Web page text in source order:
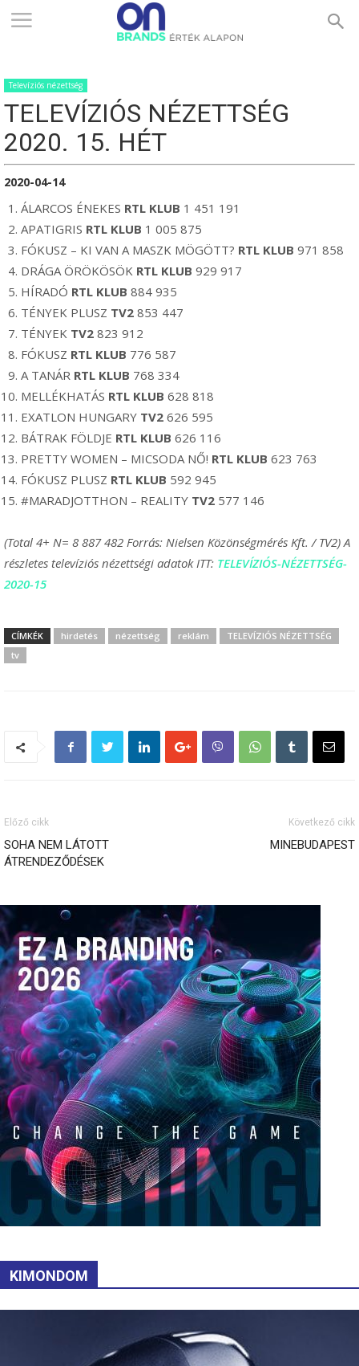
ONBRANDS
–
ALAPON
Televíziós nézettség
TELEVÍZIÓS NÉZETTSÉG
2020. 15. HÉT
2020-04-14
ÁLARCOS ÉNEKES RTL KLUB 1 451 191
APATIGRIS RTL KLUB 1 005 875
FÓKUSZ – KI VAN A MASZK MÖGÖTT? RTL KLUB 971 858
DRÁGA ÖRÖKÖSÖK RTL KLUB 929 917
HÍRADÓ RTL KLUB 884 935
TÉNYEK PLUSZ TV2 853 447
TÉNYEK TV2 823 912
FÓKUSZ RTL KLUB 776 587
A TANÁR RTL KLUB 768 334
MELLÉKHATÁS RTL KLUB 628 818
EXATLON HUNGARY TV2 626 595
BÁTRAK FÖLDJE RTL KLUB 626 116
PRETTY WOMEN – MICSODA NŐ! RTL KLUB 623 763
FÓKUSZ PLUSZ RTL KLUB 592 945
#MARADJOTTHON – REALITY TV2 577 146
(Total 4+ N= 8 887 482 Forrás: Nielsen Közönségmérés Kft. / TV2) A
részletes televíziós nézettségi adatok ITT: TELEVÍZIÓS-NÉZETTSÉG-
2020-15
CÍMKÉK hirdetés nézettség reklám
TELEVÍZIÓS NÉZETTSÉG
tv
Előző cikk
SOHA NEM LÁTOTT
ÁTRENDEZŐDÉSEK
Következő cikk
MINEBUDAPEST
KIMONDOM